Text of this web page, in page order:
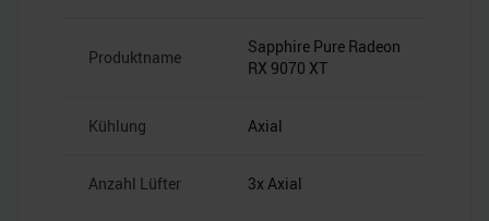
Produktname
Sapphire Pure Radeon
RX 9070 XT
Kühlung Axial
Anzahl Lüfter 3x Axial